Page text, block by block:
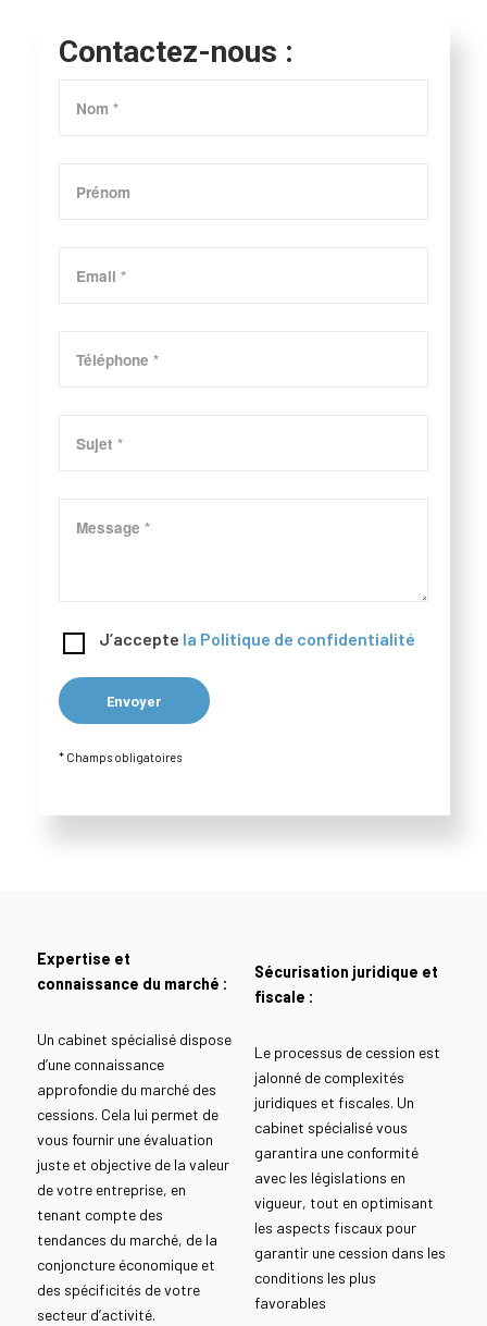
Contactez-nous :
J’accepte la Politique de confidentialité
* Champs obligatoires
Expertise et
connaissance du marché :
Un cabinet spécialisé dispose
d’une connaissance
approfondie du marché des
cessions. Cela lui permet de
vous fournir une évaluation
juste et objective de la valeur
de votre entreprise, en
tenant compte des
tendances du marché, de la
conjoncture économique et
des spécificités de votre
secteur d’activité.
Sécurisation juridique et
fiscale :
Le processus de cession est
jalonné de complexités
juridiques et fiscales. Un
cabinet spécialisé vous
garantira une conformité
avec les législations en
vigueur, tout en optimisant
les aspects fiscaux pour
garantir une cession dans les
conditions les plus
favorables